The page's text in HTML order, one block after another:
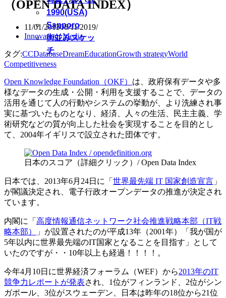
1990(USA)
Sapporo
街並みスケッ
チ
（OPEN DATA INDEX）
11/01/201308/11/2019
Innovation,Media
タグ:CCDatabaseDreamEducationGrowth strategyWorld
Competitiveness
Open Knowledge Foundation（OKF） は、政府保有データや多
様なデータの生成・公開・利用を支援することで、データの
活用を通じて人の行動やシステムの挙動が、より洗練され事
実に基づいたものとなり、経済、人々の生活、民主主義、学
術研究などの質が向上した社会を実現することを目的とし
て、2004年イギリスで設立された団体です。
日本のスコア（詳細クリック）/ Open Data Index
日本では、2013年6月24日に「 世界最先端 IT 国家創造宣言 」
が閣議決定され、電子行政オープンデータの推進が決定され
ています。
内閣に「 高度情報通信ネットワーク社会推進戦略本部（IT戦
略本部）
」が設置されたのが平成13年（2001年）「我が国が
5年以内に世界最先端のIT国家となることを目指す」として
いたのですが・・10年以上も経過！！！！。
今年4月10日に世界経済フォーラム（WEF）から2013年のIT
競争力レポートが発表され、1位がフィンランド、2位がシン
ガポール、3位がスウェーデン、日本は昨年の18位から21位